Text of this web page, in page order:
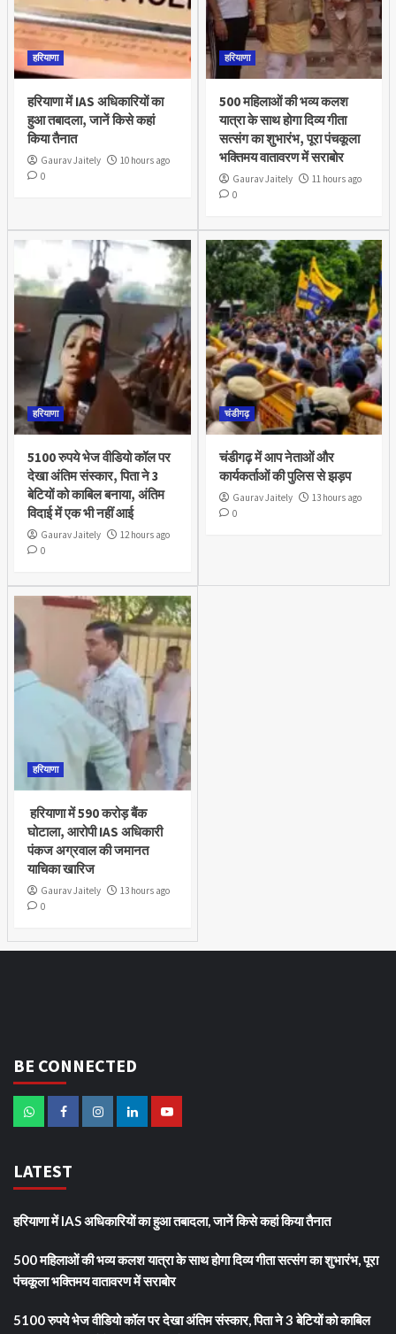
हरियाणा
हरियाणा में IAS अधिकारियों का
हुआ तबादला, जानें किसे कहां
किया तैनात
Gaurav Jaitely
10 hours ago
0
हरियाणा
500 महिलाओं की भव्य कलश
यात्रा के साथ होगा दिव्य गीता
सत्संग का शुभारंभ, पूरा पंचकूला
भक्तिमय वातावरण में सराबोर
Gaurav Jaitely
11 hours ago
0
हरियाणा
5100 रुपये भेज वीडियो कॉल पर
देखा अंतिम संस्कार, पिता ने 3
बेटियों को काबिल बनाया, अंतिम
विदाई में एक भी नहीं आई
Gaurav Jaitely
12 hours ago
0
चंडीगढ़
चंडीगढ़ में आप नेताओं और
कार्यकर्ताओं की पुलिस से झड़प
Gaurav Jaitely
13 hours ago
0
हरियाणा
हरियाणा में 590 करोड़ बैंक
घोटाला, आरोपी IAS अधिकारी
पंकज अग्रवाल की जमानत
याचिका खारिज
Gaurav Jaitely
13 hours ago
0
BE CONNECTED
LATEST
हरियाणा में IAS अधिकारियों का हुआ तबादला, जानें किसे कहां किया तैनात
500 महिलाओं की भव्य कलश यात्रा के साथ होगा दिव्य गीता सत्संग का शुभारंभ, पूरा
पंचकूला भक्तिमय वातावरण में सराबोर
5100 रुपये भेज वीडियो कॉल पर देखा अंतिम संस्कार, पिता ने 3 बेटियों को काबिल